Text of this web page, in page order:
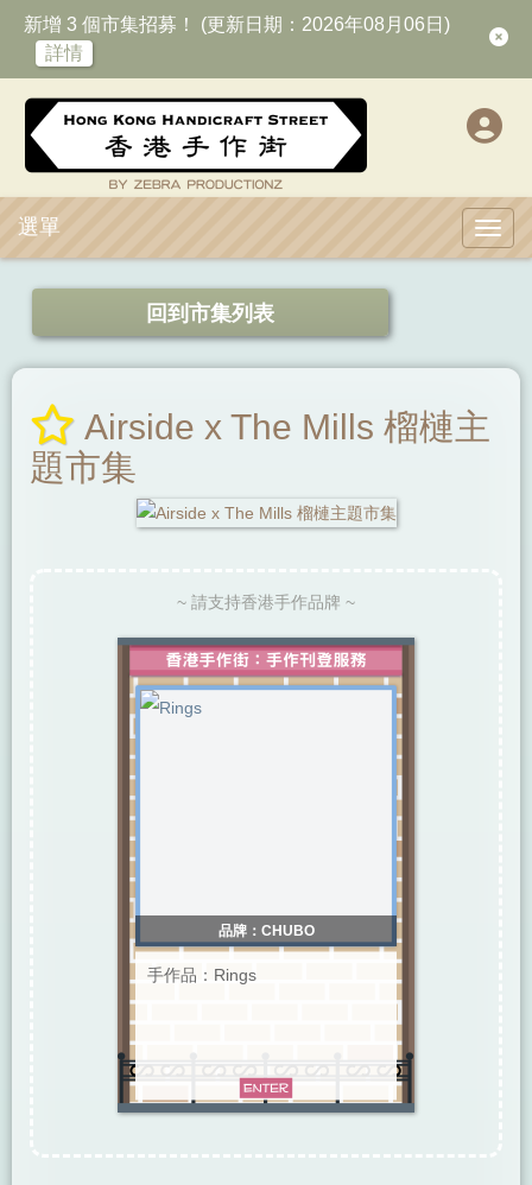
新增 3 個市集招募！ (更新日期：2026年08月06日)
詳情
選單
回到市集列表
Airside x The Mills 榴槤主
題市集
~ 請支持香港手作品牌 ~
品牌：CHUBO
手作品：Rings